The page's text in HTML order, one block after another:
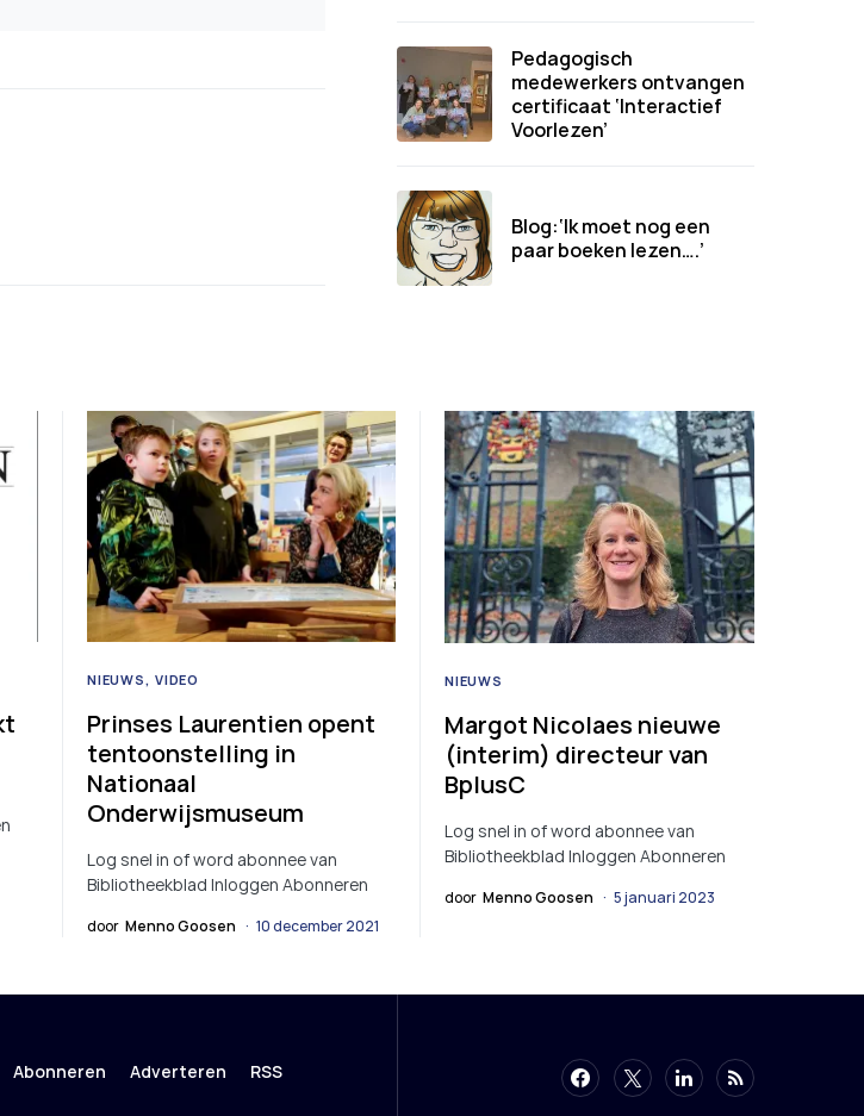
Pedagogisch
medewerkers ontvangen
certificaat ‘Interactief
Voorlezen’
Blog:‘Ik moet nog een
paar boeken lezen….’
NIEUWS VIDEO
Prinses Laurentien opent
tentoonstelling in
Nationaal
Onderwijsmuseum
Log snel in of word abonnee van
Bibliotheekblad Inloggen Abonneren
door Menno Goosen 10 december 2021
NIEUWS
Margot Nicolaes nieuwe
(interim) directeur van
BplusC
Log snel in of word abonnee van
Bibliotheekblad Inloggen Abonneren
door Menno Goosen 5 januari 2023
Abonneren Adverteren RSS